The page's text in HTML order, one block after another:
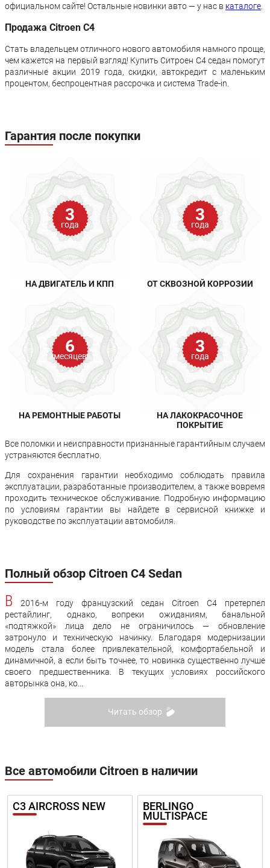
официальном сайте! Остальные новинки авто — у нас в каталоге
Продажа Citroen C4
Стать владельцем отличного нового автомобиля намного проще,
чем кажется на первый взгляд! Купить Ситроен С4 седан помогут
различные акции 2019 года, скидки, автокредит с маленьким
процентом, беспроцентная рассрочка и система Trade-in.
Гарантия после покупки
3
года
НА ДВИГАТЕЛЬ И КПП
3
года
ОТ СКВОЗНОЙ КОРРОЗИИ
6
месяцев
НА РЕМОНТНЫЕ РАБОТЫ
3
года
НА ЛАКОКРАСОЧНОЕ
ПОКРЫТИЕ
Все поломки и неисправности признанные гарантийным случаем
устраняются бесплатно.
Для сохранения гарантии необходимо соблюдать правила
эксплуатации, разработанные производителем, а также вовремя
проходить техническое обслуживание. Подробную информацию
по условиям гарантии вы найдете в сервисной книжке и
руководстве по эксплуатации автомобиля.
Полный обзор Citroen C4 Sedan
В 2016-м году французский седан Citroen C4 претерпел
рестайлинг, однако, вопреки ожиданиям, банальной
«подтяжкой» лица дело не ограничилось — обновление
затронуло и техническую начинку. Благодаря модернизации
модель стала более привлекательной, комфортабельной и
динамичной, а если быть точнее, то новинка существенно лучше
своего предшественника. В текущих условиях российского
авторынка она, ко...
Читать обзор
Все автомобили Citroen в наличии
C3 AIRCROSS NEW BERLINGO
MULTISPACE